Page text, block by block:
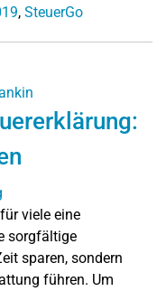
, SteuerGo
viele eine
sorgfältige
sparen, sondern
führen. Um